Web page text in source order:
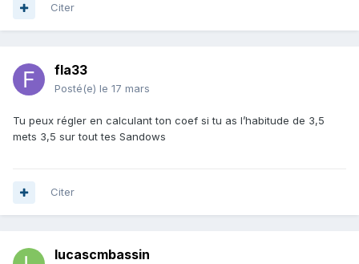
Citer
fla33
Posté(e) le 17 mars
Tu peux régler en calculant ton coef si tu as l’habitude de 3,5
mets 3,5 sur tout tes Sandows
Citer
lucascmbassin